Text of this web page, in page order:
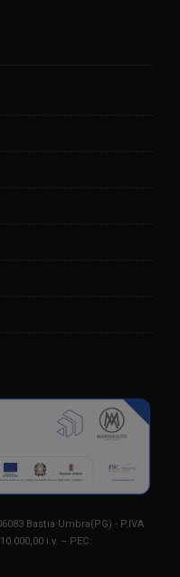
Bastia Umbra(PG) - P.IVA
i.v. – PEC: